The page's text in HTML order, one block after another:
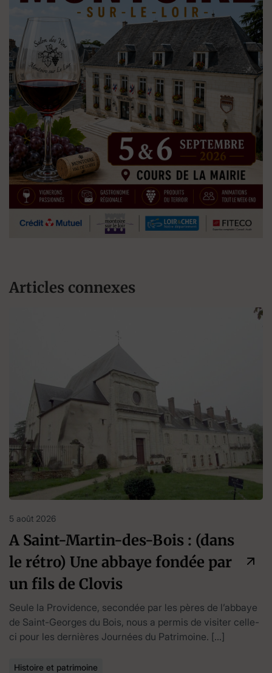
Articles connexes
5 août 2026
A Saint-Martin-des-Bois : (dans
le rétro) Une abbaye fondée par
un fils de Clovis
Seule la Providence, secondée par les pères de l’abbaye
de Saint-Georges du Bois, nous a permis de visiter celle-
ci pour les dernières Journées du Patrimoine. […]
Histoire et patrimoine